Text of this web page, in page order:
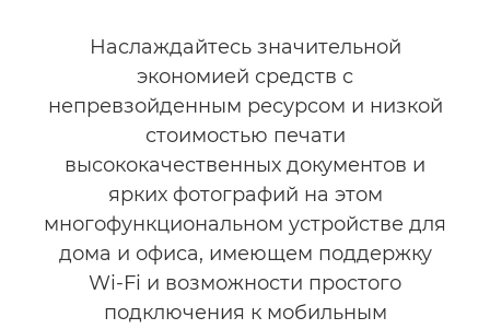
Наслаждайтесь значительной
экономией средств с
непревзойденным ресурсом и низкой
стоимостью печати
высококачественных документов и
ярких фотографий на этом
многофункциональном устройстве для
дома и офиса, имеющем поддержку
Wi-Fi и возможности простого
подключения к мобильным